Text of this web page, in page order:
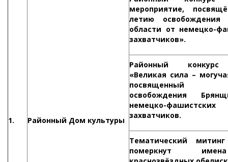
1. Районный Дом культуры
мероприятие,
летию освобождения
области от немецко-
захватчиков».
Районный конкурс
«Великая сила –
посвященный
освобождения
немецко-фашистских
захватчиков.
Тематический
померкнут